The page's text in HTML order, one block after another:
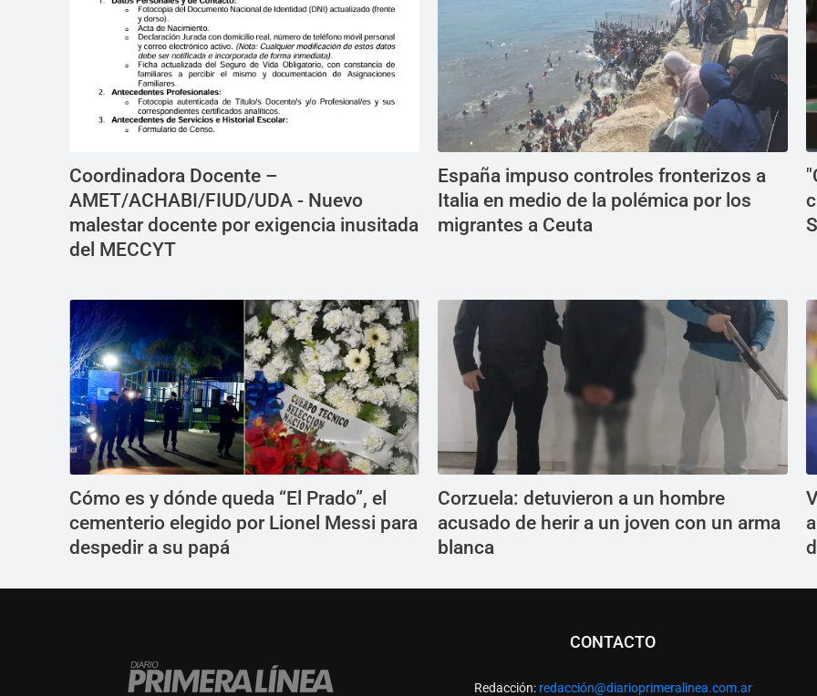
Coordinadora Docente –
AMET/ACHABI/FIUD/UDA - Nuevo
malestar docente por exigencia inusitada
del MECCYT
España impuso controles fronterizos a
Italia en medio de la polémica por los
migrantes a Ceuta
Cómo es y dónde queda “El Prado”, el
cementerio elegido por Lionel Messi para
despedir a su papá
Corzuela: detuvieron a un hombre
acusado de herir a un joven con un arma
blanca
CONTACTO
Redacción: redacción@diarioprimeralinea.com.ar